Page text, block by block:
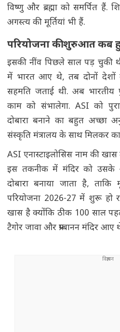
विष्णु और ब्रह्मा को समर्पित हैं.
अगस्त्य की मूर्तियां भी हैं.
परियोजना की शुरुआत कब
इसकी नींव पिछले साल पड़ चुकी थी.
में भारत आए थे, तब दोनों
सहमति जताई थी. अब भारतीय
काम को संभालेगा. ASI को
दोबारा बनाने का बहुत अच्छा
संस्कृति मंत्रालय के साथ मिलकर
ASI एनास्टाइलोसिस नाम की
इस तकनीक में मंदिर को उसके
दोबारा बनाया जाता है,
परियोजना 2026-27 में शुरू हो
खास है क्योंकि ठीक 100 साल
टैगोर जावा और प्रम्बानन मंदिर आए